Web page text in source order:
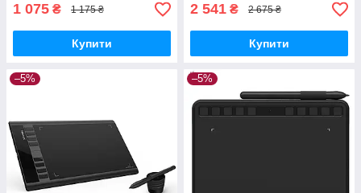
1 075 ₴ 1 175 ₴
Купити
2 541 ₴ 2 675 ₴
Купити
–5% –5%